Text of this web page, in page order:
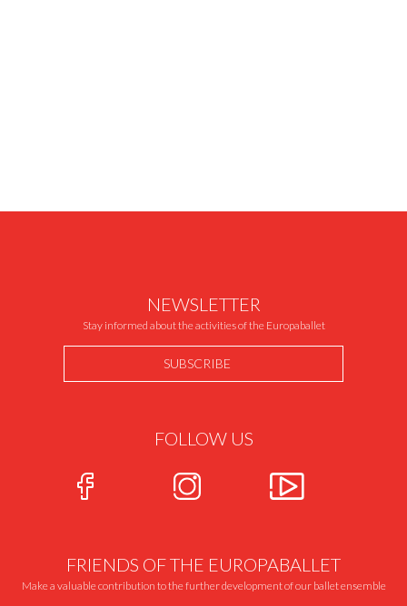
NEWSLETTER
Stay informed about the activities of the Europaballet
SUBSCRIBE
FOLLOW US
FRIENDS OF THE EUROPABALLET
Make a valuable contribution to the further development of our ballet ensemble